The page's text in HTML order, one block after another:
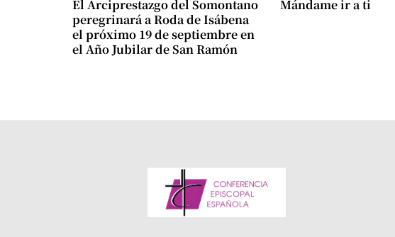
El Arciprestazgo del Somontano
peregrinará a Roda de Isábena
el próximo 19 de septiembre en
el Año Jubilar de San Ramón
Mándame ir a ti